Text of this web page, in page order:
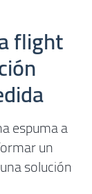
flight
espuma a
un
solución